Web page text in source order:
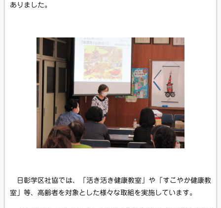
ありました。
日彰学区社協では、「活き活き健康教室」や「すこやか健康教
室」等、高齢者を対象とした様々な取組を実施しています。